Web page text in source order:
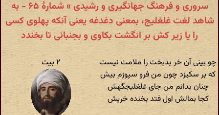
سروری و فرهنگ جهانگیری و رشیدی » شمارهٔ ۶۵ - به
شاهد لغت غلغلیج، بمعنی دغدغه یعنی آنکه پهلوی کسی
را یا زیر کش بر انگشت بکاوی و بجنبانی تا بخندد
چو بینی آن خر بدبخت را ملامت نیست
که بر سکیزد چون من فرو سپوزم بیش
چنان بدانم من جای غلغلیجگهش
کجا بمالش اول فتد بخنده خریش
۲ بیت